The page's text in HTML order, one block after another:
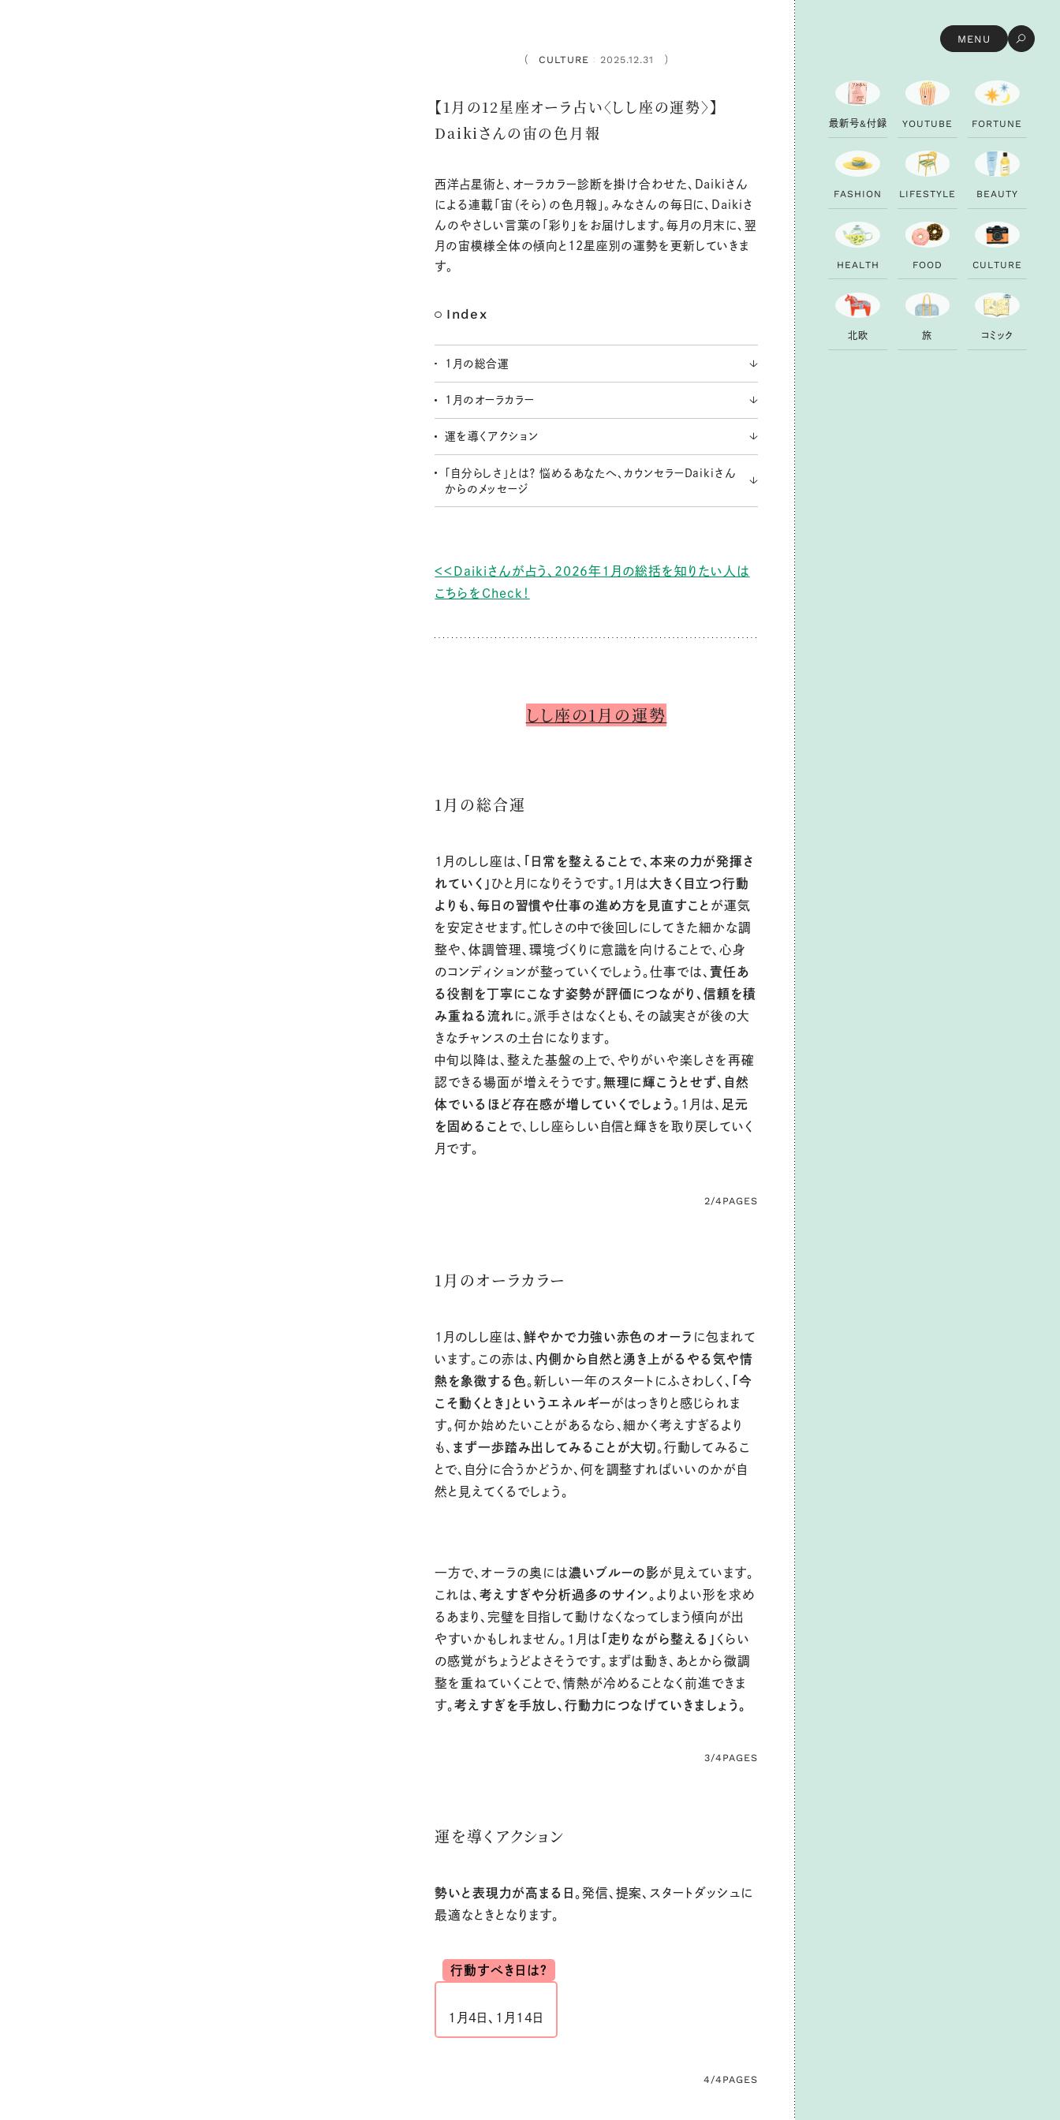
MENU
CULTURE
： 2025.12.31
【1月の12星座オーラ占い〈しし座の運勢〉】
Daikiさんの宙の色月報
西洋占星術と、オーラカラー診断を掛け合わせた、Daikiさん
による連載「宙（そら）の色月報」。みなさんの毎日に、Daikiさ
んのやさしい言葉の「彩り」をお届けします。毎月の月末に、翌
月の宙模様全体の傾向と12星座別の運勢を更新していきま
す。
Index
1月の総合運
1月のオーラカラー
運を導くアクション
「自分らしさ」とは？ 悩めるあなたへ、カウンセラーDaikiさん
からのメッセージ
＜＜Daikiさんが占う、2026年1月の総括を知りたい人は
こちらをCheck！
しし座の1月の運勢
1月の総合運
1 月のしし座は、
「日常を整えることで、本来の力が発揮さ
れていく」 ひと月になりそうです。1月は大きく目立つ行動
よりも、毎日の習慣や仕事の進め方を見直すこと が運気
を安定させます。忙しさの中で後回しにしてきた細かな調
整や、体調管理、環境づくりに意識を向けることで、心身
のコンディションが整っていくでしょう。仕事では、責任あ
る役割を丁寧にこなす姿勢が評価につながり、信頼を積
み重ねる流れに。派手さはなくとも、その誠実さが後の大
きなチャンスの土台になります。
中旬以降は、整えた基盤の上で、やりがいや楽しさを再確
認できる場面が増えそうです。 無理に輝こうとせず、自然
体でいるほど存在感が増していくでしょう 。 1 月は、 足元
を固めること で、しし座らしい自信と輝きを取り戻していく
月です。
2/4 PAGES
1月のオーラカラー
1 月のしし座は、 鮮やかで力強い赤色のオーラ に包まれて
います。この赤は、 内側から自然と湧き上がるやる気や情
熱を象徴する色。新しい一年のスタートにふさわしく、
「今
こそ動くとき」というエネルギーがはっきりと感じられま
す。何か始めたいことがあるなら、細かく考えすぎるより
も、 まず一歩踏み出してみることが大切。行動してみるこ
とで、自分に合うかどうか、何を調整すればいいのかが自
然と見えてくるでしょう。
一方で、オーラの奥には濃いブルーの影が見えています。
これは、考えすぎや分析過多のサイン。よりよい形を求め
るあまり、完璧を目指して動けなくなってしまう傾向が出
やすいかもしれません。1月は 「走りながら整える」 くらい
の感覚がちょうどよさそうです。まずは動き、あとから微調
整を重ねていくことで、情熱が冷めることなく前進できま
す。考えすぎを手放し、行動力につなげていきましょう。
3/4 PAGES
運を導くアクション
勢いと表現力が高まる日 。発信、提案、スタートダッシュに
最適なときとなります。
行動すべき日は？
1 月4日、1月14日
4/4 PAGES
最新号&付録 YOUTU B E FORTU N E
FAS H ION LI FESTYLE B EAUTY
H EALTH FOOD CU LTU RE
北欧 旅 コ ミ ック